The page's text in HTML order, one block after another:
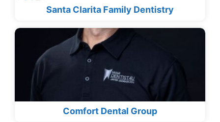
Santa Clarita Family Dentistry
Comfort Dental Group